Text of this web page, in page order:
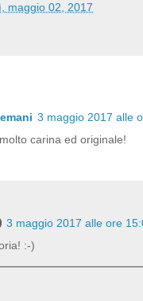
maggio 02, 2017
3 maggio 2017 alle
carina ed originale!
3 maggio 2017 alle ore
:-)